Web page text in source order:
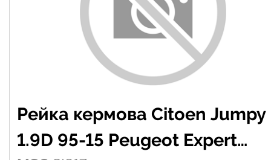
Рейка кермова Citoen Jumpy
1.9D 95-15 Peugeot Expert